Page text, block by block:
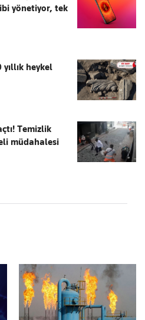
yönetiyor, tek
heykel
Temizlik
müdahalesi